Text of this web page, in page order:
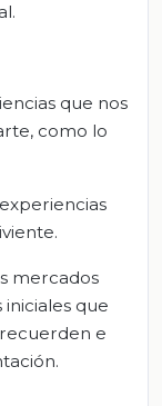
que nos
como lo
mercados
que
e